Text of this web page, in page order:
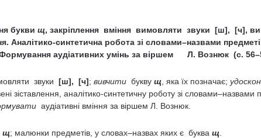
букви щ, закріплення вміння вимовляти звуки [ш], [ч],
Аналітико-синтетична робота зі словами–назвами
Формування аудіативних умінь за віршем Л. Вознюк (с.
звуки [ш], [ч]; вивчитибукву щ , яка їх позначає;
зіставлення, аналітико-синтетичну роботу зі словами–назвами
аудіативні вміння за віршем Л. Вознюк.
щ; малюнки предметів, у словах–назвах яких є буква щ